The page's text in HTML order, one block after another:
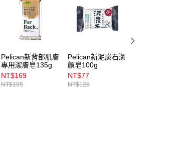
Pelican新背部肌膚
專用潔膚皂135g
NT$169
NT$195
Pelican新泥炭石潔
顏皂100g
NT$77
NT$128